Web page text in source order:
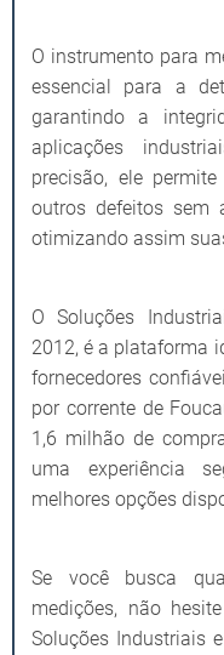
O instrumento para
essencial para a
garantindo a
aplicações
precisão, ele
outros defeitos sem
otimizando assim
O Soluções
2012, é a plataforma
fornecedores
por corrente de
1,6 milhão de
uma experiência
melhores opções
Se você busca
medições, não
Soluções Industriais